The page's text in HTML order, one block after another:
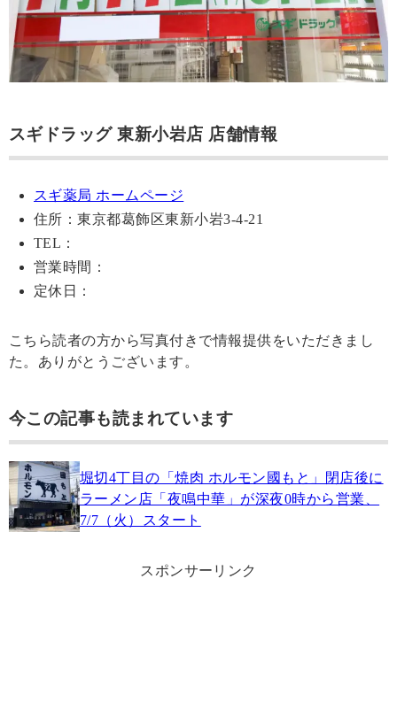
スギドラッグ 東新小岩店 店舗情報
スギ薬局 ホームページ
住所：東京都葛飾区東新小岩3-4-21
TEL：
営業時間：
定休日：
こちら読者の方から写真付きで情報提供をいただきまし
た。ありがとうございます。
今この記事も読まれています
堀切4丁目の「焼肉 ホルモン國もと」閉店後に
ラーメン店「夜鳴中華」が深夜0時から営業、
7/7（火）スタート
スポンサーリンク